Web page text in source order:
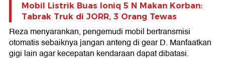
Mobil Listrik Buas Ioniq 5 N Makan Korban:
Tabrak Truk di JORR, 3 Orang Tewas
Reza menyarankan, pengemudi mobil bertransmisi
otomatis sebaiknya jangan anteng di gear D. Manfaatkan
gigi lain agar kecepatan kendaraan dapat dibatasi.